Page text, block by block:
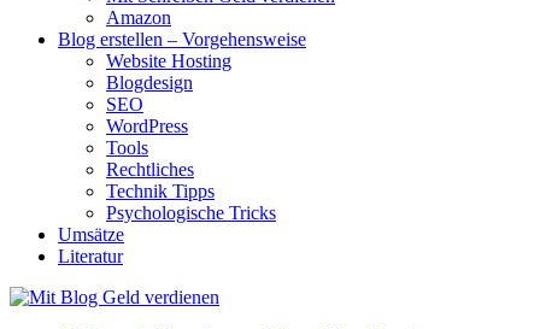
Amazon
Blog erstellen – Vorgehensweise
Website Hosting
Blogdesign
SEO
WordPress
Tools
Rechtliches
Technik Tipps
Psychologische Tricks
Umsätze
Literatur